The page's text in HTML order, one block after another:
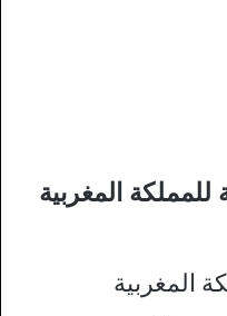
للمملكة المغربية
المغربية